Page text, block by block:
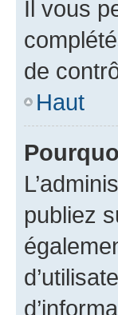
Il vous
de
Haut
publiez